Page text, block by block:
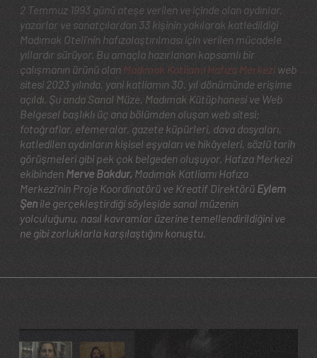
2 Temmuz 1993 günü ateşe verilen ve içinde olan aydınlar,
yazarlar ve sanatçılardan 33 kişinin yakılarak katledildiği
Madımak Oteli’nin hafızalaştırılması için verilen mücadele
yıllardır sürüyor. Bu amaçla hazırlanan kapsamlı bir
çalışmanın ürünü olan Madımak Katliamı Hafıza Merkezi web
sitesi 2023 yılında, yani katliamın 30. yıl dönümünde erişime
açıldı. Şu anda Sanal Müze, Madımak Kütüphanesi ve Web
Belgesel başlıklı üç ana bölümden oluşan web sitesi;
fotoğraflar, efemeralar, gazete küpürleri, dava dosyaları,
katledilen aydınların kişisel eşyaları ve hikâyeleri, sözlü tarih
görüşmeleri gibi pek çok belgeden oluşuyor. Hafıza Merkezi
ekibinden Merve Bakdur, Madımak Katliamı Hafıza
Merkezi’nin Proje Koordinatörü ve Kreatif Direktörü Eylem
Şen ile gerçekleştirdiği söyleşide sanal müzenin
yolculuğunu, nasıl kavramlar üzerine temellendirildiğini ve
ne gibi zorluklarla karşılaştığını konuştu.